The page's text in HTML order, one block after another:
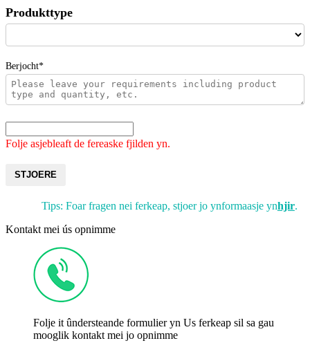
Produkttype
Berjocht*
Folje asjebleaft de fereaske fjilden yn.
STJOERE
Tips: Foar fragen nei ferkeap, stjoer jo ynformaasje ynhjir.
Kontakt mei ús opnimme
Folje it ûndersteande formulier yn Us ferkeap sil sa gau
mooglik kontakt mei jo opnimme